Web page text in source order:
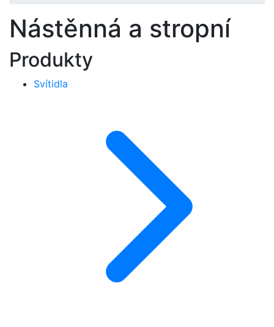
Nástěnná a stropní
Produkty
Svítidla